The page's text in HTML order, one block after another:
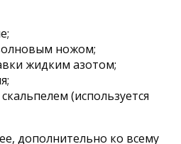
ножом;
жидким азотом;
(используется
дополнительно ко всему